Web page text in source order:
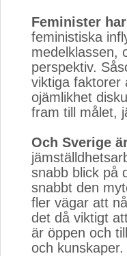
Feminister
feministiska
medelklassen,
perspektiv.
viktiga faktorer
ojämlikhet
fram till målet,
Och Sverige
snabb blick på
snabbt den
fler vägar att
det då viktigt
är öppen och
och kunskaper.